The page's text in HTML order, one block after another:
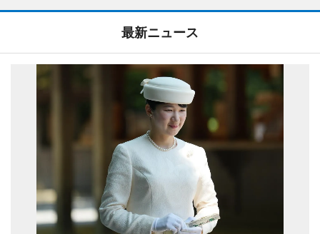
最新ニュース